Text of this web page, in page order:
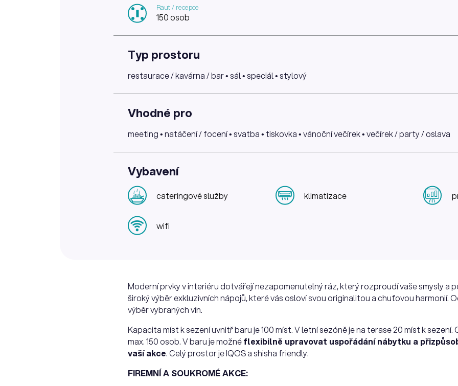
Raut / recepce
150 osob
Typ prostoru
restaurace / kavárna / bar • sál • speciál • stylový
Vhodné pro
meeting • natáčení / focení • svatba • tiskovka • vánoční večírek • večírek / party / oslava
Vybavení
cateringové služby klimatizace
wifi
Moderní prvky v interiéru dotvářejí nezapomenutelný ráz, který rozproudí vaše smysly a
široký výběr exkluzivních nápojů, které vás osloví svou originalitou a chuťovou harmonií.
výběr vybraných vín.
Kapacita míst k sezení uvnitř baru je 100 míst. V letní sezóně je na terase 20 míst k
max. 150 osob. V baru je možnéflexibilně upravovat uspořádání nábytku a
vaší akce. Celý prostor je IQOS a shisha friendly.
FIREMNÍ A SOUKROMÉ AKCE: